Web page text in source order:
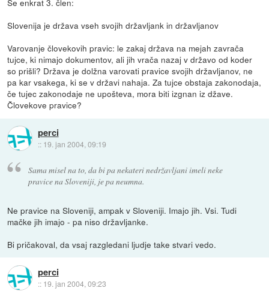
Še enkrat 3. člen:
Slovenija je država vseh svojih državljank in državljanov
Varovanje človekovih pravic: le zakaj država na mejah zavrača
tujce, ki nimajo dokumentov, ali jih vrača nazaj v državo od koder
so prišli? Država je dolžna varovati pravice svojih državljanov, ne
pa kar vsakega, ki se v državi nahaja. Za tujce obstaja zakonodaja,
če tujec zakonodaje ne upošteva, mora biti izgnan iz džave.
Človekove pravice?
perci
:: 19. jan 2004, 09:19
Sama misel na to, da bi pa nekateri nedržavljani imeli neke
pravice na Sloveniji, je pa neumna.
Ne pravice na Sloveniji, ampak v Sloveniji. Imajo jih. Vsi. Tudi
mačke jih imajo - pa niso državljanke.
Bi pričakoval, da vsaj razgledani ljudje take stvari vedo.
perci
:: 19. jan 2004, 09:23